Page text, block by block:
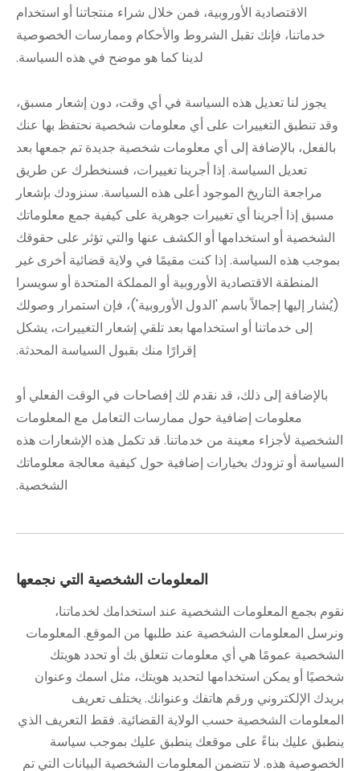
الاقتصادية الأوروبية، فمن خلال شراء منتجاتنا أو استخدام
خدماتنا، فإنك تقبل الشروط والأحكام وممارسات الخصوصية
لدينا كما هو موضح في هذه السياسة.
يجوز لنا تعديل هذه السياسة في أي وقت، دون إشعار مسبق،
وقد تنطبق التغييرات على أي معلومات شخصية نحتفظ بها عنك
بالفعل، بالإضافة إلى أي معلومات شخصية جديدة تم جمعها بعد
تعديل السياسة. إذا أجرينا تغييرات، فسنخطرك عن طريق
مراجعة التاريخ الموجود أعلى هذه السياسة. سنزودك بإشعار
مسبق إذا أجرينا أي تغييرات جوهرية على كيفية جمع معلوماتك
الشخصية أو استخدامها أو الكشف عنها والتي تؤثر على حقوقك
بموجب هذه السياسة. إذا كنت مقيمًا في ولاية قضائية أخرى غير
المنطقة الاقتصادية الأوروبية أو المملكة المتحدة أو سويسرا
(يُشار إليها إجمالاً باسم 'الدول الأوروبية')، فإن استمرار وصولك
إلى خدماتنا أو استخدامها بعد تلقي إشعار التغييرات، يشكل
إقرارًا منك بقبول السياسة المحدثة.
بالإضافة إلى ذلك، قد نقدم لك إفصاحات في الوقت الفعلي أو
معلومات إضافية حول ممارسات التعامل مع المعلومات
الشخصية لأجزاء معينة من خدماتنا. قد تكمل هذه الإشعارات هذه
السياسة أو تزودك بخيارات إضافية حول كيفية معالجة معلوماتك
الشخصية.
المعلومات الشخصية التي نجمعها
نقوم بجمع المعلومات الشخصية عند استخدامك لخدماتنا،
ونرسل المعلومات الشخصية عند طلبها من الموقع. المعلومات
الشخصية عمومًا هي أي معلومات تتعلق بك أو تحدد هويتك
شخصيًا أو يمكن استخدامها لتحديد هويتك، مثل اسمك وعنوان
بريدك الإلكتروني ورقم هاتفك وعنوانك. يختلف تعريف
المعلومات الشخصية حسب الولاية القضائية. فقط التعريف الذي
ينطبق عليك بناءً على موقعك ينطبق عليك بموجب سياسة
الخصوصية هذه. لا تتضمن المعلومات الشخصية البيانات التي تم